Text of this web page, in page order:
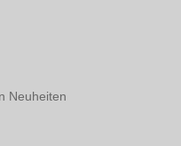
Neuheiten